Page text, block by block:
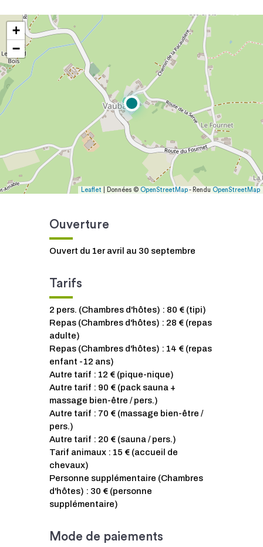
+
−
Leaflet | Données © OpenStreetMap- Rendu OpenStreetMap
Ouverture
Ouvert du 1er avril au 30 septembre
Tarifs
2 pers. (Chambres d'hôtes) : 80 € (tipi)
Repas (Chambres d'hôtes) : 28 € (repas
adulte)
Repas (Chambres d'hôtes) : 14 € (repas
enfant -12 ans)
Autre tarif : 12 € (pique-nique)
Autre tarif : 90 € (pack sauna +
massage bien-être / pers.)
Autre tarif : 70 € (massage bien-être /
pers.)
Autre tarif : 20 € (sauna / pers.)
Tarif animaux : 15 € (accueil de
chevaux)
Personne supplémentaire (Chambres
d'hôtes) : 30 € (personne
supplémentaire)
Mode de paiements